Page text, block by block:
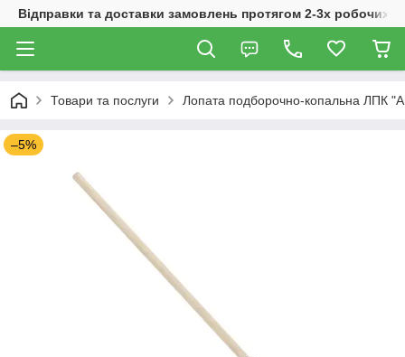
Відправки та доставки замовлень протягом 2-3х робочих
Товари та послуги Лопата подборочно-копальна ЛПК
–5%